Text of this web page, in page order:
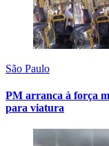
São Paulo
PM arranca à força
para viatura